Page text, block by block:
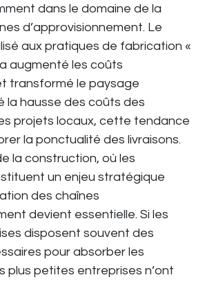
dans le domaine de la
d’approvisionnement. Le
aux pratiques de fabrication «
augmenté les coûts
transformé le paysage
la hausse des coûts des
projets locaux, cette tendance
la ponctualité des livraisons.
la construction, où les
un enjeu stratégique
des chaînes
devient essentielle. Si les
disposent souvent des
pour absorber les
plus petites entreprises n’ont